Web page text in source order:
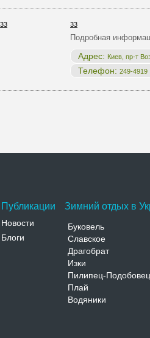
33
Подробная
Адрес: Киев, пр-т
Телефон: 249-4919
Публикации
Новости
Блоги
Зимний отдых в
Буковель
Славское
Драгобрат
Изки
Пилипец-Подобовец
Плай
Водяники